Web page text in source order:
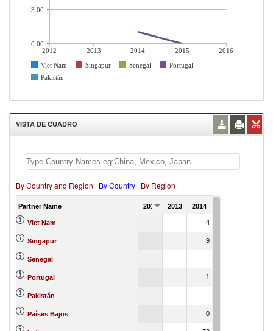
2012 2013 2014 2015
2016
Viet Nam
Singapur Senegal
Portugal
Pakistán
3.00
0.00
VISTA DE CUADRO
By Country and Region | By Country | By Region
Partner Name 2012 2013 2014
Viet Nam 4
Singapur 9
Senegal
Portugal 1
Pakistán
Países Bajos 0